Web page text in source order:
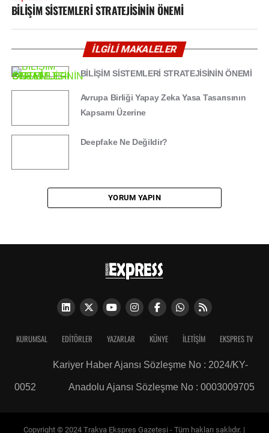
BİLİŞİM SİSTEMLERİ STRATEJİSİNİN ÖNEMİ
İLGİLİ MAKALELER
BİLİŞİM SİSTEMLERİ STRATEJİSİNİN ÖNEMİ
Avrupa Birliği Yapay Zeka Yasa Tasarısının
Kapsamı Üzerine
Deepfake Ne Değildir?
YORUM YAPIN
KURUMSAL EDITÖRLER YAZARLAR KÜNYE İLETIŞIM EKSPRES TV
Kariyer Haber Ajansı Sözleşme No : 2024/KY-
0052 Anadolu Ajansı Sözleşme No : 0003009705
Copyright © 2024 Trakya Ekspres Gazetesi - Tüm hakları saklıdır. |